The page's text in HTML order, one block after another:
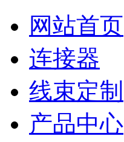
网站首页
连接器
线束定制
产品中心